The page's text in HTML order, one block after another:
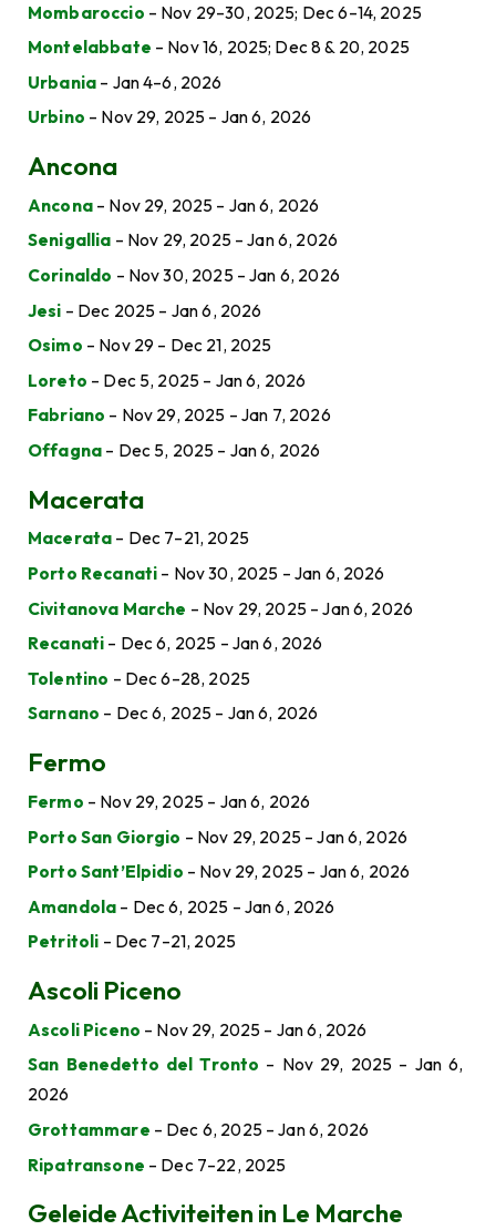
Mombaroccio – Nov 29–30, 2025; Dec 6–14, 2025
Montelabbate – Nov 16, 2025; Dec 8 & 20, 2025
Urbania – Jan 4–6, 2026
Urbino – Nov 29, 2025 – Jan 6, 2026
Ancona
Ancona– Nov 29, 2025 – Jan 6, 2026
Senigallia – Nov 29, 2025 – Jan 6, 2026
Corinaldo – Nov 30, 2025 – Jan 6, 2026
Jesi – Dec 2025 – Jan 6, 2026
Osimo – Nov 29 – Dec 21, 2025
Loreto – Dec 5, 2025 – Jan 6, 2026
Fabriano – Nov 29, 2025 – Jan 7, 2026
Offagna – Dec 5, 2025 – Jan 6, 2026
Macerata
Macerata – Dec 7–21, 2025
Porto Recanati – Nov 30, 2025 – Jan 6, 2026
Civitanova Marche – Nov 29, 2025 – Jan 6, 2026
Recanati – Dec 6, 2025 – Jan 6, 2026
Tolentino – Dec 6–28, 2025
Sarnano – Dec 6, 2025 – Jan 6, 2026
Fermo
Fermo – Nov 29, 2025 – Jan 6, 2026
Porto San Giorgio – Nov 29, 2025 – Jan 6, 2026
Porto Sant’Elpidio – Nov 29, 2025 – Jan 6, 2026
Amandola – Dec 6, 2025 – Jan 6, 2026
Petritoli – Dec 7–21, 2025
Ascoli Piceno
Ascoli Piceno – Nov 29, 2025 – Jan 6, 2026
San Benedetto del Tronto – Nov 29, 2025 – Jan 6,
2026
Grottammare – Dec 6, 2025 – Jan 6, 2026
Ripatransone – Dec 7–22, 2025
Geleide Activiteiten in Le Marche